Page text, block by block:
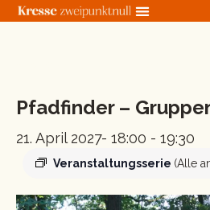
Zum
Pfadfinder –
21. April 2027- 18:00 - 19:30
Veranstaltungsserie (Alle